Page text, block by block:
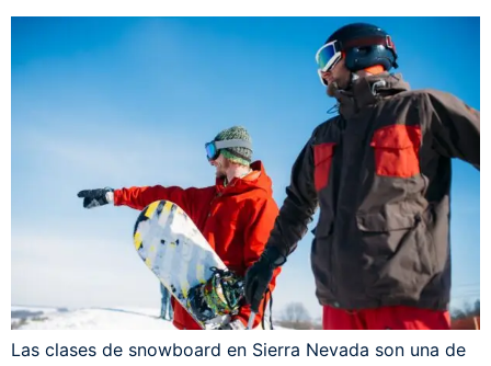
Las clases de snowboard en Sierra Nevada son una de